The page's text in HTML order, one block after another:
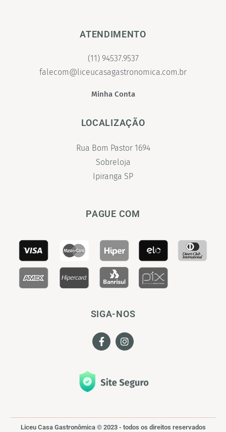
ATENDIMENTO
(11) 94537.9537
falecom@liceucasagastronomica.com.br
Minha Conta
LOCALIZAÇÃO
Rua Bom Pastor 1694
Sobreloja
Ipiranga SP
PAGUE COM
SIGA-NOS
Liceu Casa Gastronômica © 2023 - todos os direitos reservados